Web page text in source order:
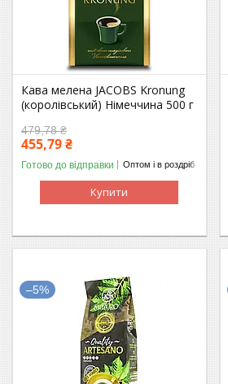
Кава мелена JACOBS Kronung
(королівський) Німеччина 500 г
479,78 ₴
455,79 ₴
Готово до відправки Оптом і в роздріб
Купити
–5%